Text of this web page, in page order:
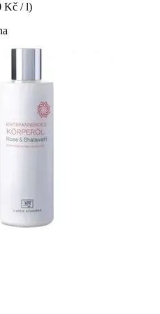
Kč / l)